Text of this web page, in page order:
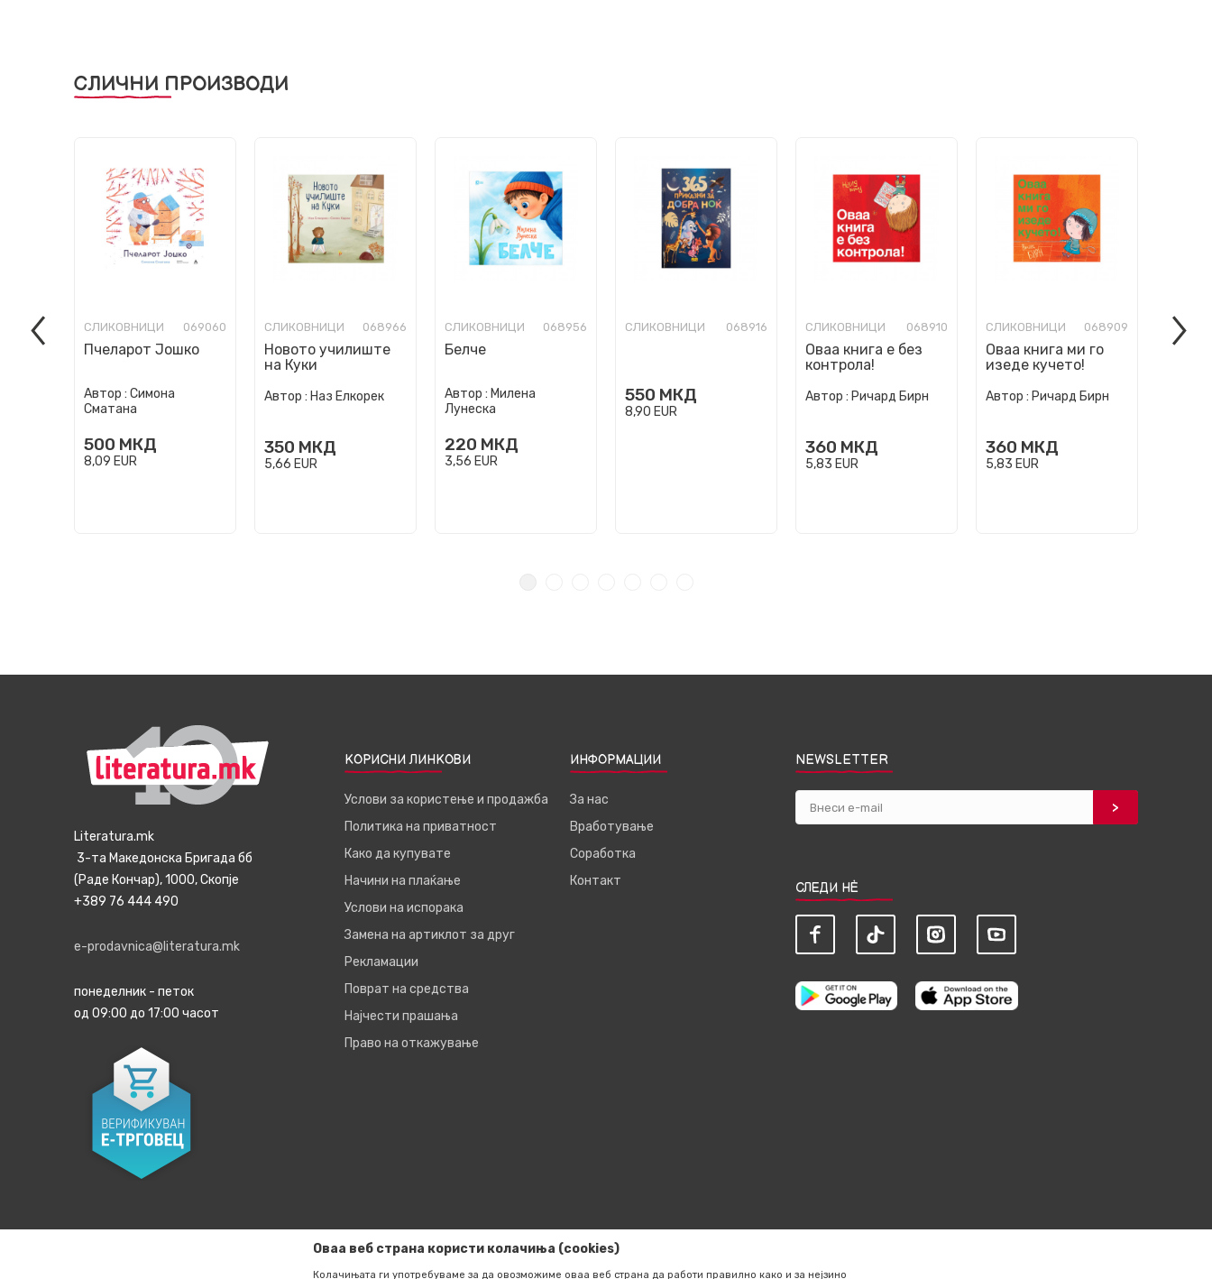
СЛИЧНИ ПРОИЗВОДИ
СЛИКОВНИЦИ 069060
Пчеларот Јошко
Автор : Симона
Сматана
500 МКД
8,09 EUR
СЛИКОВНИЦИ 068966
Новото училиште
на Куки
Автор : Наз Елкорек
350 МКД
5,66 EUR
СЛИКОВНИЦИ 068956
Белче
Автор : Милена
Лунеска
220 МКД
3,56 EUR
СЛИКОВНИЦИ 068916
550 МКД
8,90 EUR
СЛИКОВНИЦИ 068910
Оваа книга е без
контрола!
Автор : Ричард Бирн
360 МКД
5,83 EUR
СЛИКОВНИЦИ 068909
Оваа книга ми го
изеде кучето!
Автор : Ричард Бирн
360 МКД
5,83 EUR
Ние
Literatura.mk
3-та Македонска Бригада бб
(Раде Кончар), 1000, Скопје
+389 76 444 490
e-prodavnica@literatura.mk
понеделник - петок
од 09:00 до 17:00 часот
КОРИСНИ ЛИНКОВИ
Услови за користење и продажба
Политика на приватност
Како да купувате
Начини на плаќање
Услови на испорака
Замена на артиклот за друг
Рекламации
Поврат на средства
Најчести прашања
Право на откажување
ИНФОРМАЦИИ
За нас
Вработување
Соработка
Контакт
NEWSLETTER
СЛЕДИ НЀ
Оваа веб страна користи колачиња (cookies)
Колачињата ги употребуваме за да овозможиме оваа веб страна да работи правилно како и за нејзино